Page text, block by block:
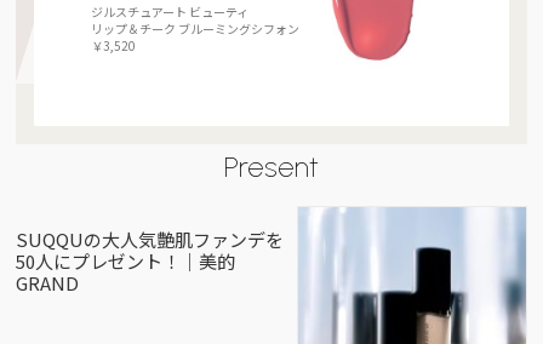
ジルスチュアート ビューティ
リップ＆チーク ブルーミングシフォン
￥3,520
Present
SUQQUの大人気艶肌ファンデを
50人にプレゼント！｜美的
GRAND